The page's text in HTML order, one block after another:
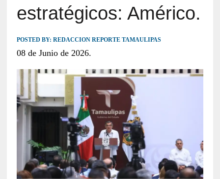
estratégicos: Américo.
POSTED BY: REDACCION REPORTE TAMAULIPAS
08 de Junio de 2026.